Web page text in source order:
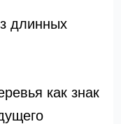
длинных
как знак